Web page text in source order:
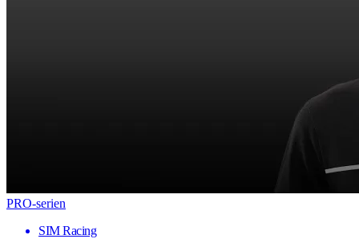
PRO-serien
SIM Racing